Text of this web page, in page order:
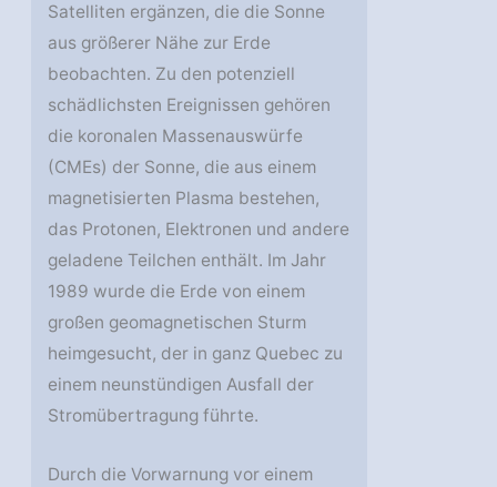
Satelliten ergänzen, die die Sonne
aus größerer Nähe zur Erde
beobachten. Zu den potenziell
schädlichsten Ereignissen gehören
die koronalen Massenauswürfe
(CMEs) der Sonne, die aus einem
magnetisierten Plasma bestehen,
das Protonen, Elektronen und andere
geladene Teilchen enthält. Im Jahr
1989 wurde die Erde von einem
großen geomagnetischen Sturm
heimgesucht, der in ganz Quebec zu
einem neunstündigen Ausfall der
Stromübertragung führte.
Durch die Vorwarnung vor einem